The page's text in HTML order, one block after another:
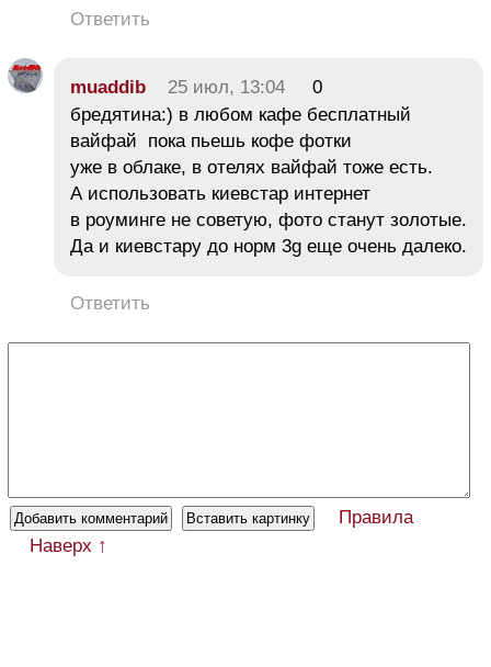
Ответить
muaddib 25 июл, 13:04
0
бредятина:) в любом кафе бесплатный
вайфай пока пьешь кофе фотки
уже в облаке, в отелях вайфай тоже есть.
А использовать киевстар интернет
в роуминге не советую, фото станут золотые.
Да и киевстару до норм 3g еще очень далеко.
Ответить
Правила
Наверх ↑